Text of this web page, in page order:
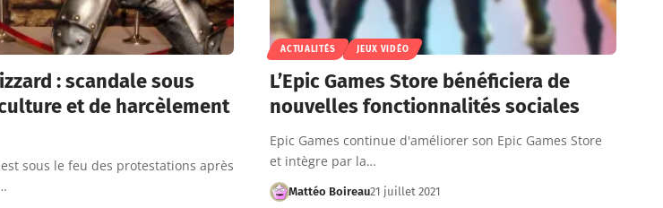
: scandale sous
et de harcèlement
sous le feu des protestations après
ACTUALITÉS JEUX VIDÉO
L’Epic Games Store bénéficiera de
nouvelles fonctionnalités sociales
Epic Games continue d'améliorer son Epic Games Store
et intègre par la…
Mattéo Boireau21 juillet 2021